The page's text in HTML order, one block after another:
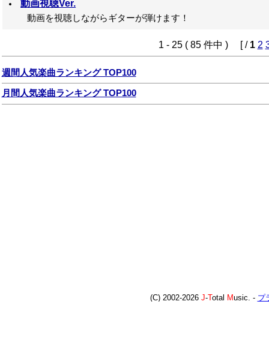
動画視聴Ver.
動画を視聴しながらギターが弾けます！
1 - 25 ( 85 件中 ) [ / 1 2
週間人気楽曲ランキング TOP100
月間人気楽曲ランキング TOP100